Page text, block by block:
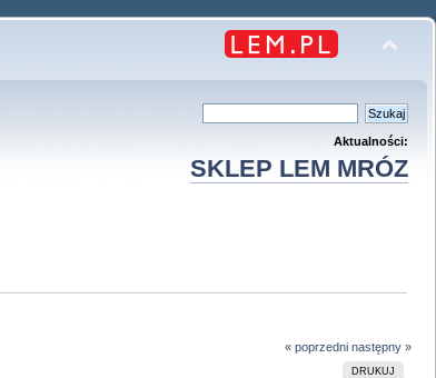
Aktualności:
SKLEP LEM MRÓZ
« poprzedni następny »
DRUKUJ